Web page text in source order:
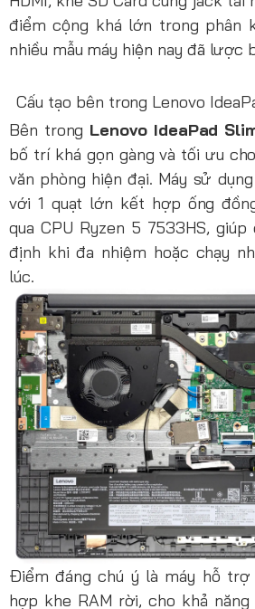
điểm cộng khá lớn trong phân
nhiều mẫu máy hiện nay đã lược
Cấu tạo bên trong Lenovo
Bên trong Lenovo IdeaPad
bố trí khá gọn gàng và tối ưu
văn phòng hiện đại. Máy sử
với 1 quạt lớn kết hợp ống
qua CPU Ryzen 5 7533HS,
định khi đa nhiệm hoặc chạy
lúc.
Điểm đáng chú ý là máy hỗ trợ
hợp khe RAM rời, cho khả